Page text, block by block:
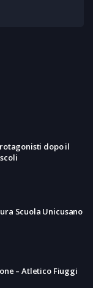
svolti i
dopo il
Scuola Unicusano
– Atletico Fiuggi